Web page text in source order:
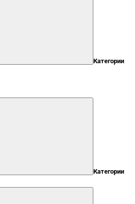
Категории
Категории